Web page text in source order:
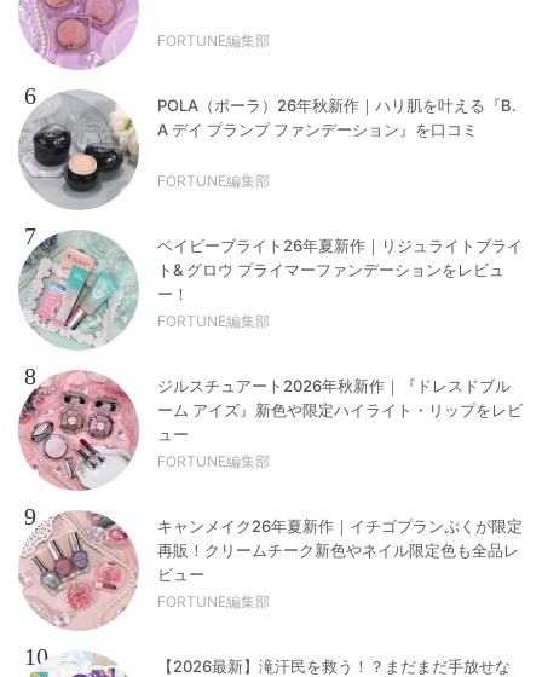
FORTUNE編集部
6
POLA（ポーラ）26年秋新作｜ハリ肌を叶える『B.
A デイ プランプ ファンデーション』を口コミ
FORTUNE編集部
7
ベイビーブライト26年夏新作｜リジュライトブライ
ト& グロウ プライマーファンデーションをレビュ
ー！
FORTUNE編集部
8
ジルスチュアート2026年秋新作｜『ドレスドブル
ーム アイズ』新色や限定ハイライト・リップをレビ
ュー
FORTUNE編集部
9
キャンメイク26年夏新作｜イチゴプランぷくが限定
再販！クリームチーク新色やネイル限定色も全品レ
ビュー
FORTUNE編集部
10
【2026最新】滝汗民を救う！？まだまだ手放せな